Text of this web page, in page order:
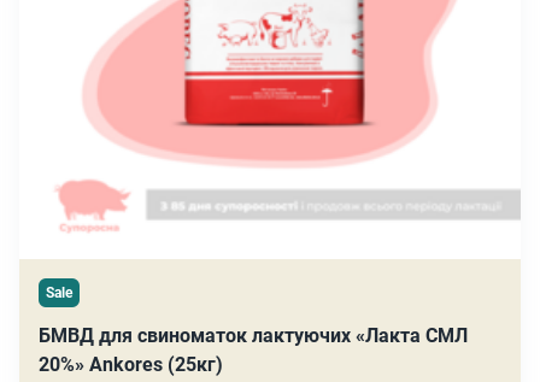
Sale
БМВД для свиноматок лактуючих «Лакта СМЛ
20%» Ankores (25кг)